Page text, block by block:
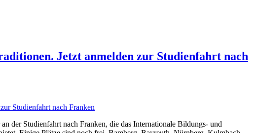
Jetzt anmelden zur Studienfahrt nach
der Studienfahrt nach Franken, die das Internationale Bildungs- und